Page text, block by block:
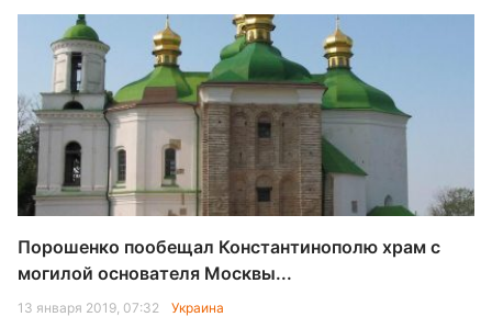
Порошенко пообещал Константинополю храм с
могилой основателя Москвы...
13 января 2019, 07:32 Украина